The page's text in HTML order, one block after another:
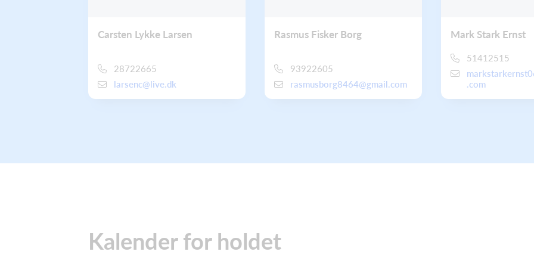
Carsten Lykke Larsen
28722665
larsenc@live.dk
Rasmus Fisker Borg
93922605
rasmusborg8464@gmail.com
Mark Stark Ernst
51412515
.com
Kalender for holdet